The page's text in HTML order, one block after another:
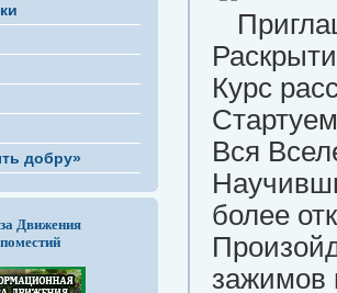
добру»
Движения
Курс
Вся
более
зажимов